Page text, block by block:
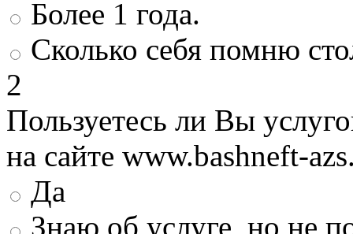
Более 1 года.
Сколько себя помню
2
Пользуетесь ли Вы
на сайте www.bashneft-
Да
Знаю об услуге, но не